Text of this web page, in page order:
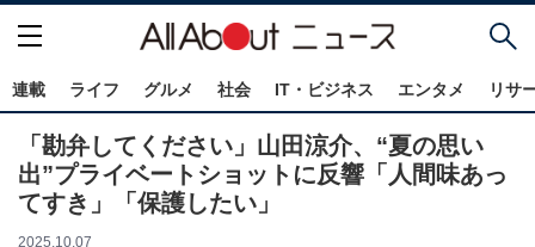
連載 ライフ グルメ 社会 IT・ビジネス エンタメ リサ
「勘弁してください」山田涼介、“夏の思い
出”プライベートショットに反響「人間味あっ
てすき」「保護したい」
2025.10.07